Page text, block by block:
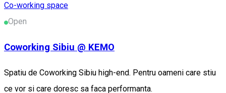
Co-working space
Open
Coworking Sibiu @ KEMO
Spatiu de Coworking Sibiu high-end. Pentru oameni care stiu
ce vor si care doresc sa faca performanta.